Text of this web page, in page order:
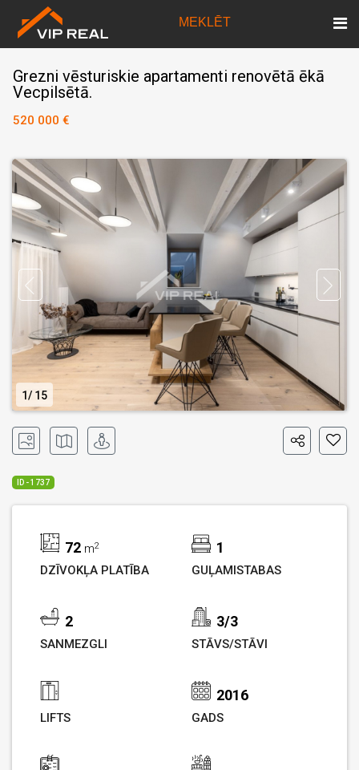
MEKLĒT
Grezni vēsturiskie apartamenti renovētā ēkā
Vecpilsētā.
520 000 €
1 15
ID - 1737
72 m2
DZĪVOKĻA PLATĪBA
1
GUĻAMISTABAS
2
SANMEZGLI
3/3
STĀVS/STĀVI
LIFTS
2016
GADS